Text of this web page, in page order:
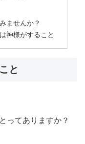
ませんか？
神様がすること
と
ってありますか？